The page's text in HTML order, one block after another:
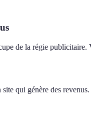
de la régie publicitaire.
qui génère des revenus.